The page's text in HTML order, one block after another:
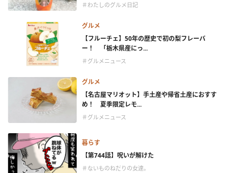
＃わたしのグルメ日記
グルメ
【フルーチェ】50年の歴史で初の梨フレーバ
ー！ 「栃木県産にっ...
＃グルメニュース
グルメ
【名古屋マリオット】手土産や帰省土産におすす
め！ 夏季限定レモ...
＃グルメニュース
暮らす
【第744話】呪いが解けた
＃ないものねだりの女達。